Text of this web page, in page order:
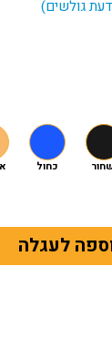
גולשים)
כחול